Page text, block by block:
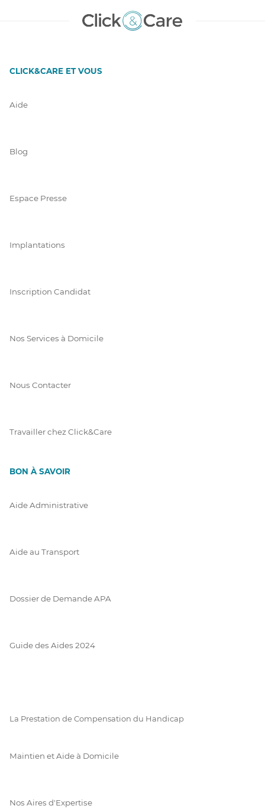
CLICK&CARE ET VOUS
Aide
Blog
Espace Presse
Implantations
Inscription Candidat
Nos Services à Domicile
Nous Contacter
Travailler chez Click&Care
BON À SAVOIR
Aide Administrative
Aide au Transport
Dossier de Demande APA
Guide des Aides 2024
La Prestation de Compensation du Handicap
Maintien et Aide à Domicile
Nos Aires d'Expertise